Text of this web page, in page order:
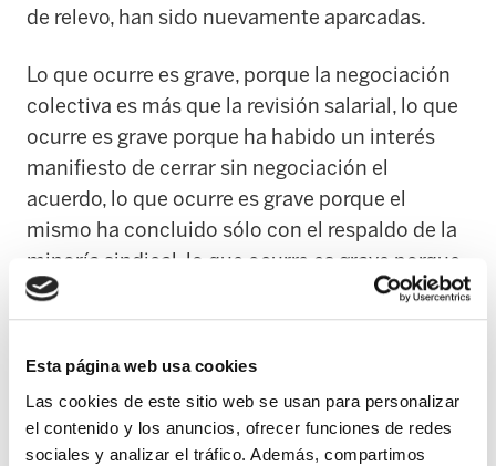
Esta página web usa cookies
Las cookies de este sitio web se usan para personalizar
el contenido y los anuncios, ofrecer funciones de redes
sociales y analizar el tráfico. Además, compartimos
de relevo, han sido nuevamente aparcadas.
Lo que ocurre es grave, porque la negociación
colectiva es más que la revisión salarial, lo que
ocurre es grave porque ha habido un interés
manifiesto de cerrar sin negociación el
acuerdo, lo que ocurre es grave porque el
mismo ha concluido sólo con el respaldo de la
minoría sindical, lo que ocurre es grave porque
llueve sobre mojado, porque marca un estilo en
el que no se respetan las reglas de juego, de
dialogar, de negociar, de respetar lo que es y
mayoría sindical electa.